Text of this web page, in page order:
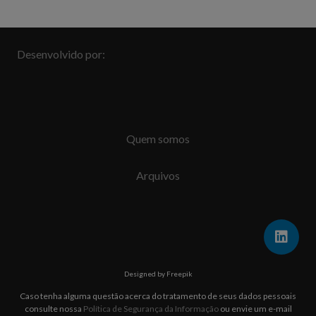
Desenvolvido por:
Quem somos
Arquivos
Designed by Freepik
Caso tenha alguma questão acerca do tratamento de seus dados pessoais
consulte nossa Política de Segurança da Informaçãoou envie um e-mail